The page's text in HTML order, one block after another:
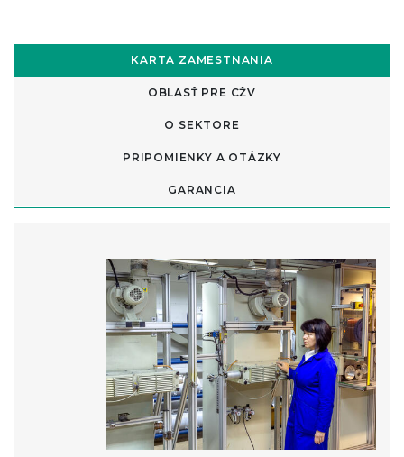
KARTA ZAMESTNANIA
OBLASŤ PRE CŽV
O SEKTORE
PRIPOMIENKY A OTÁZKY
GARANCIA